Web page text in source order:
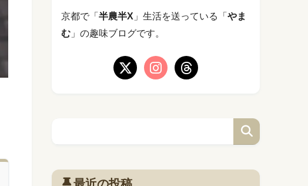
京都で「 半農半X 」生活を送っている「 やま
む 」の趣味ブログです。